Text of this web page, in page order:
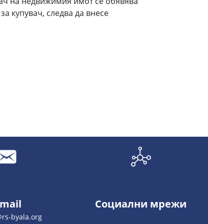
купувач, следва да внесе
byala.org
Социални мрежи